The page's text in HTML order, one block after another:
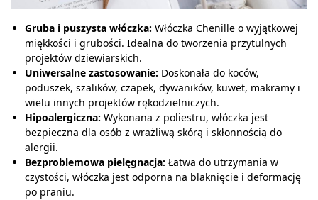
Gruba i puszysta włóczka: Włóczka Chenille o wyjątkowej
miękkości i grubości. Idealna do tworzenia przytulnych
projektów dziewiarskich.
Uniwersalne zastosowanie: Doskonała do koców,
poduszek, szalików, czapek, dywaników, kuwet, makramy i
wielu innych projektów rękodzielniczych.
Hipoalergiczna: Wykonana z poliestru, włóczka jest
bezpieczna dla osób z wrażliwą skórą i skłonnością do
alergii.
Bezproblemowa pielęgnacja: Łatwa do utrzymania w
czystości, włóczka jest odporna na blaknięcie i deformację
po praniu.